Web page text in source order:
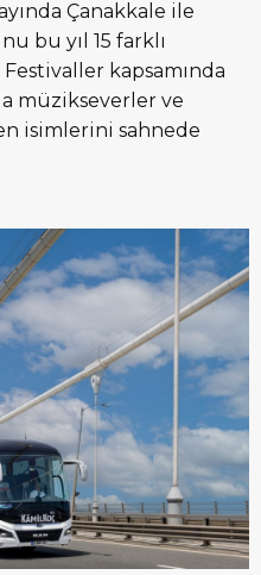
Çanakkale ile
bu yıl 15 farklı
kapsamında
müzikseverler ve
isimlerini sahnede